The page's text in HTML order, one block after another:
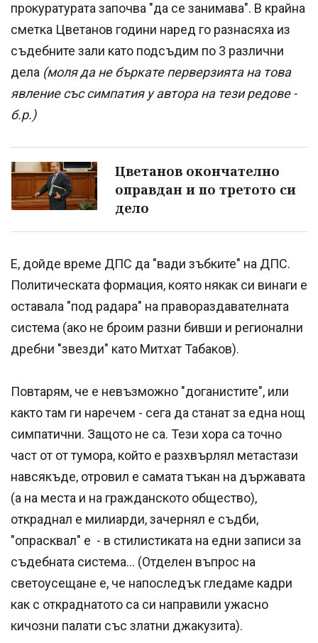
прокуратурата започва "да се занимава". В крайна
сметка Цветанов години наред го разнасяха из
съдебните зали като подсъдим по 3 различни
дела (моля да не бъркате перверзията на това
явление със симпатия у автора на тези редове -
б.р.)
Цветанов окончателно
оправдан и по третото си
дело
Е, дойде време ДПС да "вади зъбките" на ДПС.
Политическата формация, която някак си винаги е
оставала "под радара" на правораздавателната
система (ако не броим разни бивши и регионални
дребни "звезди" като Митхат Табаков).
Повтарям, че е невъзможно "доганистите", или
както там ги наречем - сега да станат за една нощ
симпатични. Защото не са. Тези хора са точно
част от от тумора, който е разхвърлял метастази
навсякъде, отровил е самата тъкан на държавата
(а на места и на гражданското общество),
откраднал е милиарди, зачернял е съдби,
"опрасквал" е - в стилистиката на едни записи за
съдебната система... (Отделен въпрос на
светоусещане е, че напоследък гледаме кадри
как с откраднатото са си направили ужасно
кичозни палати със златни джакузита).